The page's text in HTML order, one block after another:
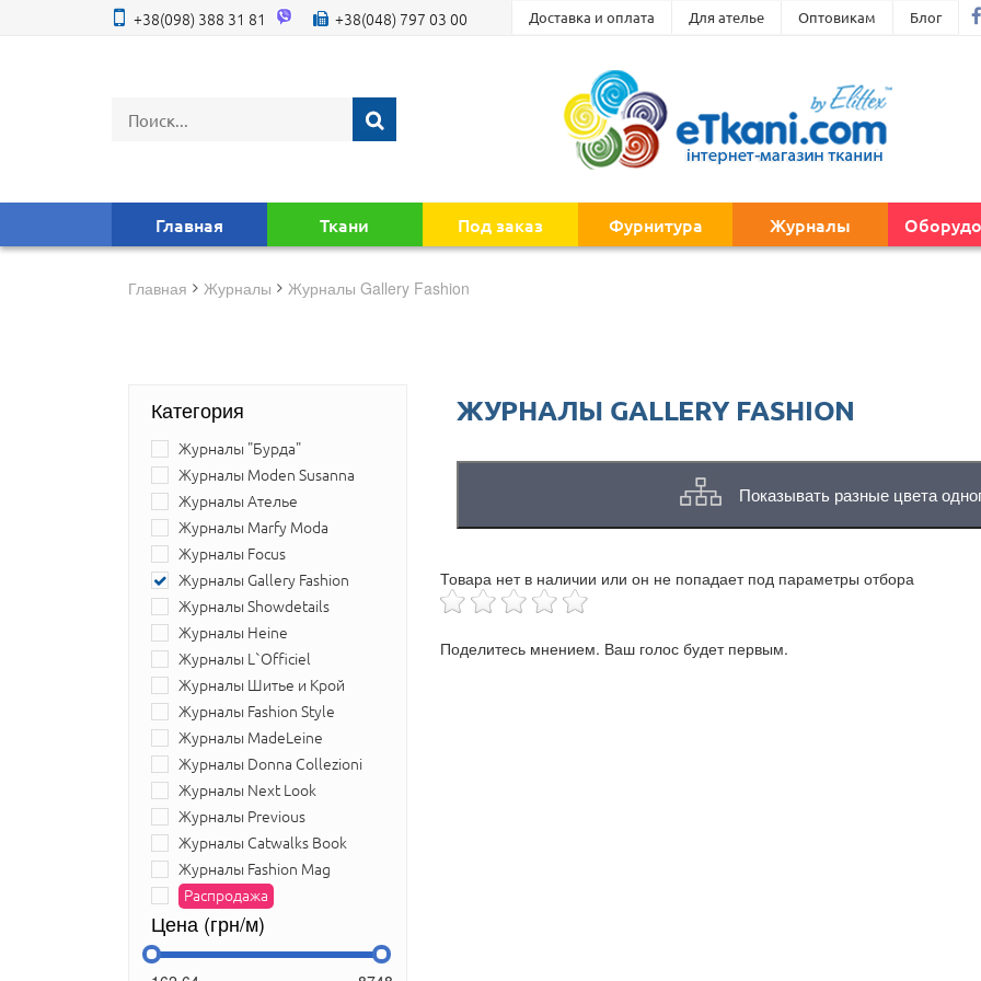
+38(098) 388 31 81 +38(048) 797 03 00 Доставка и оплата Для ателье Оптовикам Блог
Главная Ткани Под заказ Фурнитура Журналы
Главная журналы Журналы Gallery Fashion
Категория
Журналы "Бурда"
Журналы Moden Susanna
Журналы Ателье
Журналы Marfy Moda
Журналы Focus
Журналы Gallery Fashion
Журналы Showdetails
Журналы Heine
Журналы L`Officiel
Журналы Шитье и Крой
Журналы Fashion Style
Журналы MadeLeine
Журналы Donna Collezioni
Журналы Next Look
Журналы Previous
Журналы Catwalks Book
Журналы Fashion Mag
Распродажа
Цена (грн/м)
ЖУРНАЛЫ GALLERY FASHION
Показывать разные цвета
Товара нет в наличии или он не попадает под параметры отбора
Поделитесь мнением. Ваш голос будет первым.